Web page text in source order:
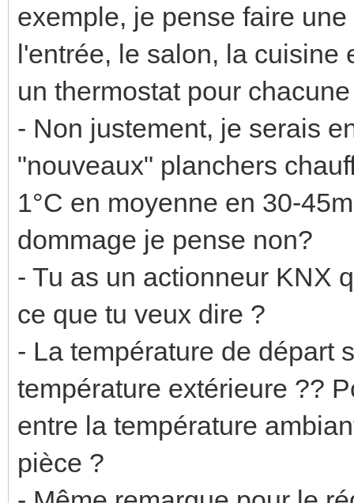
exemple, je pense faire
l'entrée, le salon, la cuisine
un thermostat pour
- Non justement, je serais
"nouveaux" planchers
1°C en moyenne en 30-
dommage je pense non?
- Tu as un actionneur KNX
ce que tu veux dire ?
- La température de départ
température extérieure ??
entre la température
pièce ?